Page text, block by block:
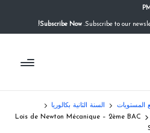
Subscribe Now!
المستويات
السنة الثانية بكالوريا
Lois de Newton Mécanique – 2ème BAC